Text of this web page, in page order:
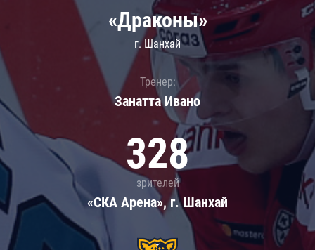
«Драконы»
г. Шанхай
Тренер:
Занатта Иванo
328
зрителей
«СКА Арена», г. Шанхай